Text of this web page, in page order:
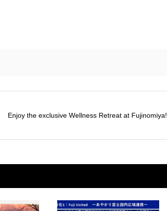
Enjoy the exclusive Wellness Retreat at Fujinomiya!